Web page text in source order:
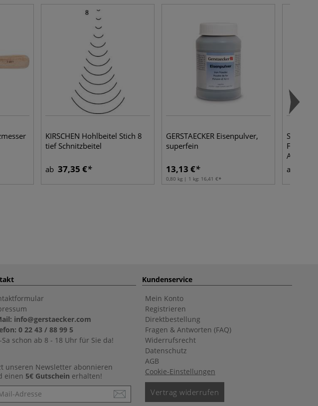
KIRSCHEN Hohlbeitel Stich 8
tief Schnitzbeitel
ab 37,35 €
GERSTAECKER Eisenpulver,
superfein
13,13 €
0,80 kg | 1 kg: 16,41 €
Feinste
ab
info@gerstaecker.com
0 22 43 / 88 99 5
Sa schon ab 8 - 18 Uhr für Sie da!
unseren Newsletter abonnieren
einen 5€ Gutschein erhalten!
Kundenservice
Mein Konto
Registrieren
Direktbestellung
Fragen & Antworten (FAQ)
Widerrufsrecht
Datenschutz
AGB
Cookie-Einstellungen
Vertrag widerrufen